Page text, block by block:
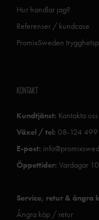
Hur handlar jag?
Referenser / kundcase
PromixSweden
KONTAKT
Kundtjänst: Kontakta
Växel / tel: 08-124
E-post:
Öppettider: Vardagar
Service, retur & ångra
Ångra köp / retur